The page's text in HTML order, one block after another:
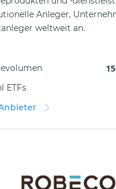
Anleger,
weltweit an.
ETFs